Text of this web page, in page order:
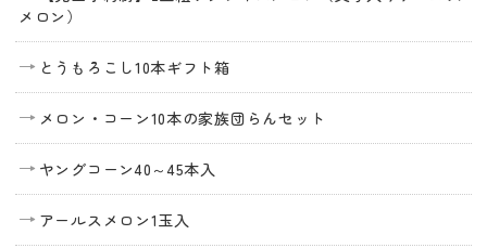
メロン）
とうもろこし10本ギフト箱
メロン・コーン10本の家族団らんセット
ヤングコーン40～45本入
アールスメロン1玉入